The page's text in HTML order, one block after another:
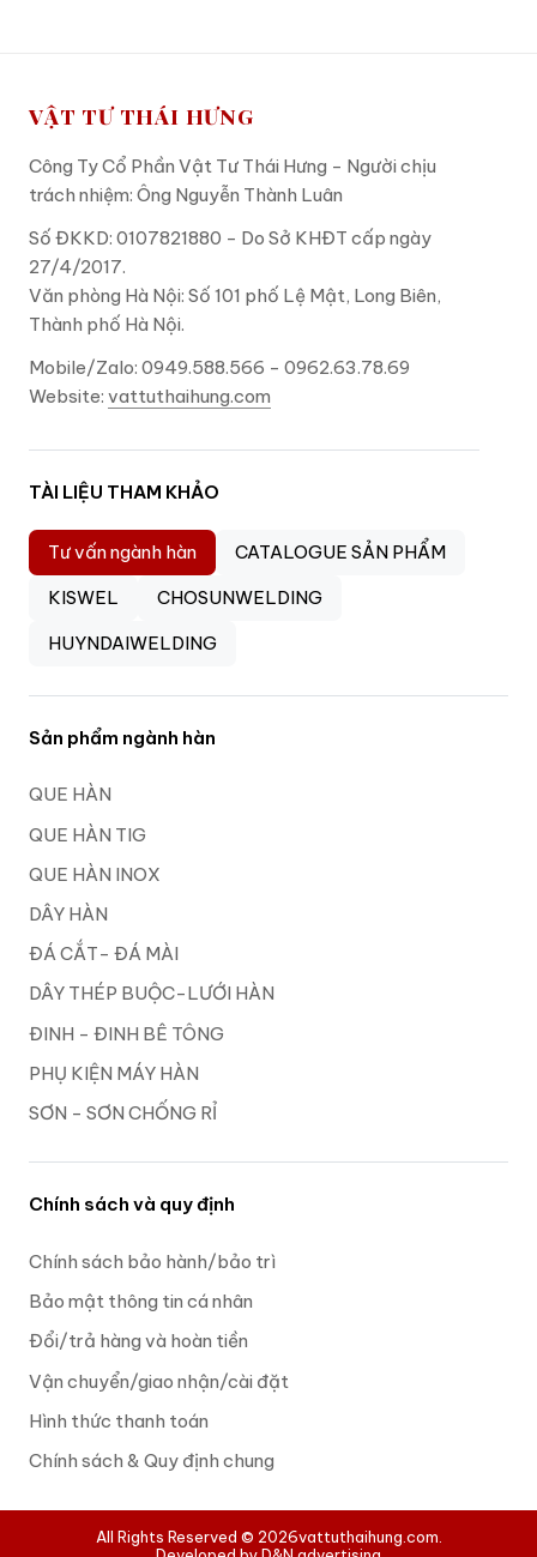
VẬT TƯ THÁI HƯNG
Công Ty Cổ Phần Vật Tư Thái Hưng - Người chịu
trách nhiệm: Ông Nguyễn Thành Luân
Số ĐKKD: 0107821880 - Do Sở KHĐT cấp ngày
27/4/2017.
Văn phòng Hà Nội: Số 101 phố Lệ Mật, Long Biên,
Thành phố Hà Nội.
Mobile/Zalo: 0949.588.566 - 0962.63.78.69
Website: vattuthaihung.com
TÀI LIỆU THAM KHẢO
Tư vấn ngành hàn
CATALOGUE SẢN PHẨM
KISWEL
CHOSUNWELDING
HUYNDAIWELDING
Sản phẩm ngành hàn
QUE HÀN
QUE HÀN TIG
QUE HÀN INOX
DÂY HÀN
ĐÁ CẮT- ĐÁ MÀI
DÂY THÉP BUỘC-LƯỚI HÀN
ĐINH - ĐINH BÊ TÔNG
PHỤ KIỆN MÁY HÀN
SƠN - SƠN CHỐNG RỈ
Chính sách và quy định
Chính sách bảo hành/bảo trì
Bảo mật thông tin cá nhân
Đổi/trả hàng và hoàn tiền
Vận chuyển/giao nhận/cài đặt
Hình thức thanh toán
Chính sách & Quy định chung
All Rights Reserved © 2026vattuthaihung.com.